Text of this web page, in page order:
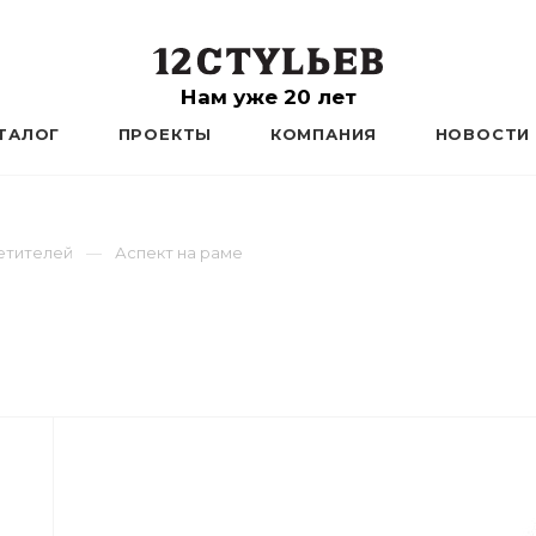
Нам уже 20 лет
ПРОЕКТЫ КОМПАНИЯ НОВОСТИ
Аспект на раме